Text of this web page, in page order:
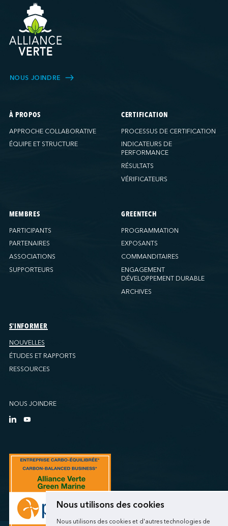
Nous utilisons des cookies
Nous utilisons des cookies et d'autres technologies de
NOUS JOINDRE
À PROPOS
APPROCHE COLLABORATIVE
ÉQUIPE ET STRUCTURE
CERTIFICATION
PROCESSUS DE CERTIFICATION
INDICATEURS DE
PERFORMANCE
RÉSULTATS
VÉRIFICATEURS
MEMBRES
PARTICIPANTS
PARTENAIRES
ASSOCIATIONS
SUPPORTEURS
GREENTECH
PROGRAMMATION
EXPOSANTS
COMMANDITAIRES
ENGAGEMENT
DÉVELOPPEMENT DURABLE
ARCHIVES
S'INFORMER
NOUVELLES
ÉTUDES ET RAPPORTS
RESSOURCES
NOUS JOINDRE